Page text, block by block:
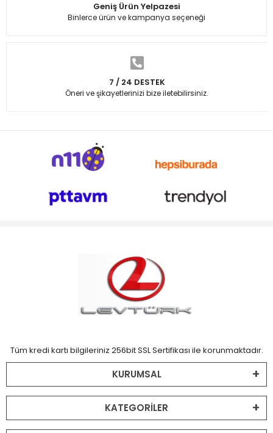
Geniş Ürün Yelpazesi
Binlerce ürün ve kampanya seçeneği
7 / 24 DESTEK
Öneri ve şikayetlerinizi bize iletebilirsiniz.
Tüm kredi kartı bilgileriniz 256bit SSL Sertifikası ile korunmaktadır.
KURUMSAL
KATEGORİLER